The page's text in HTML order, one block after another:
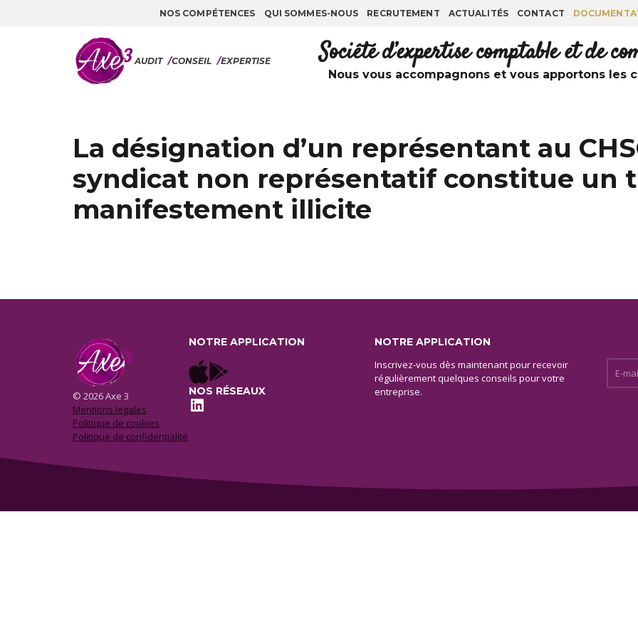
NOS COMPÉTENCES QUI SOMMES-NOUS RECRUTEMENT ACTUALITÉS CONTACT
AUDIT /CONSEIL /EXPERTISE Société d’expertise comptable et de
Nous vous accompagnons et vous apportons les
La désignation d’un représentant au
syndicat non représentatif constitue un
manifestement illicite
© 2026 Axe 3
Mentions legales
Politique de cookies
Politique de confidentialité
NOTRE APPLICATION
NOS RÉSEAUX
LinkedIn
NOTRE APPLICATION
Inscrivez-vous dès maintenant pour recevoir
régulièrement quelques conseils pour votre
entreprise.